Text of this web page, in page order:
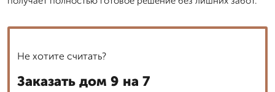
Не хотите считать?
Заказать дом 9 на 7